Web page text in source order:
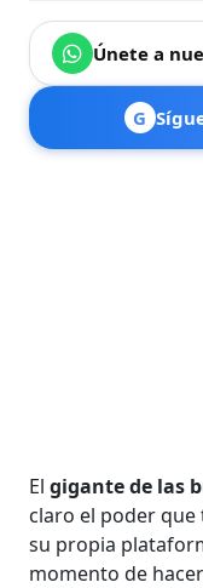
Únete a
G
Elgigante de las
claro el poder
su propia
momento de